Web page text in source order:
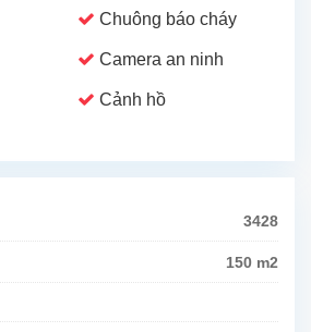
Chuông báo cháy
Camera an ninh
Cảnh hồ
3428
150 m2